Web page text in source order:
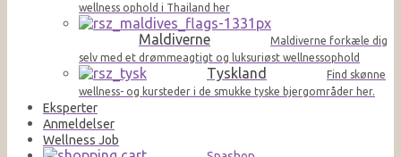
wellness ophold i Thailand her
Maldiverne
Maldiverne forkæle dig
selv med et drømmeagtigt og luksuriøst wellnessophold
Tyskland
Find skønne
wellness- og kursteder i de smukke tyske bjergområder her.
Eksperter
Anmeldelser
Wellness Job